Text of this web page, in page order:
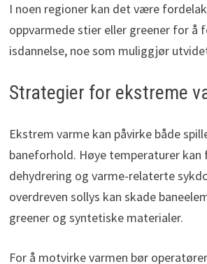
I noen regioner kan det være
oppvarmede stier eller greener for å
isdannelse, noe som muliggjør
Strategier for ekstreme
Ekstrem varme kan påvirke både
baneforhold. Høye temperaturer kan
dehydrering og varme-relaterte
overdreven sollys kan skade
greener og syntetiske materialer.
For å motvirke varmen bør